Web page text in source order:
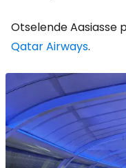
Otselende Aasiasse
Qatar Airways.